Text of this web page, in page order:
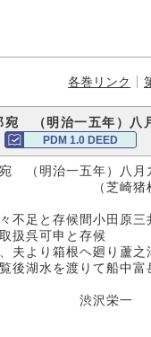
各巻リンク
（明治一五年）八
PDM 1.0 DEED
（明治一五年）八月
吉氏
不足と存候間小田原
扱呉可申と存候
夫より箱根ヘ廻り蘆
後湖水を渡りて船中
沢栄一